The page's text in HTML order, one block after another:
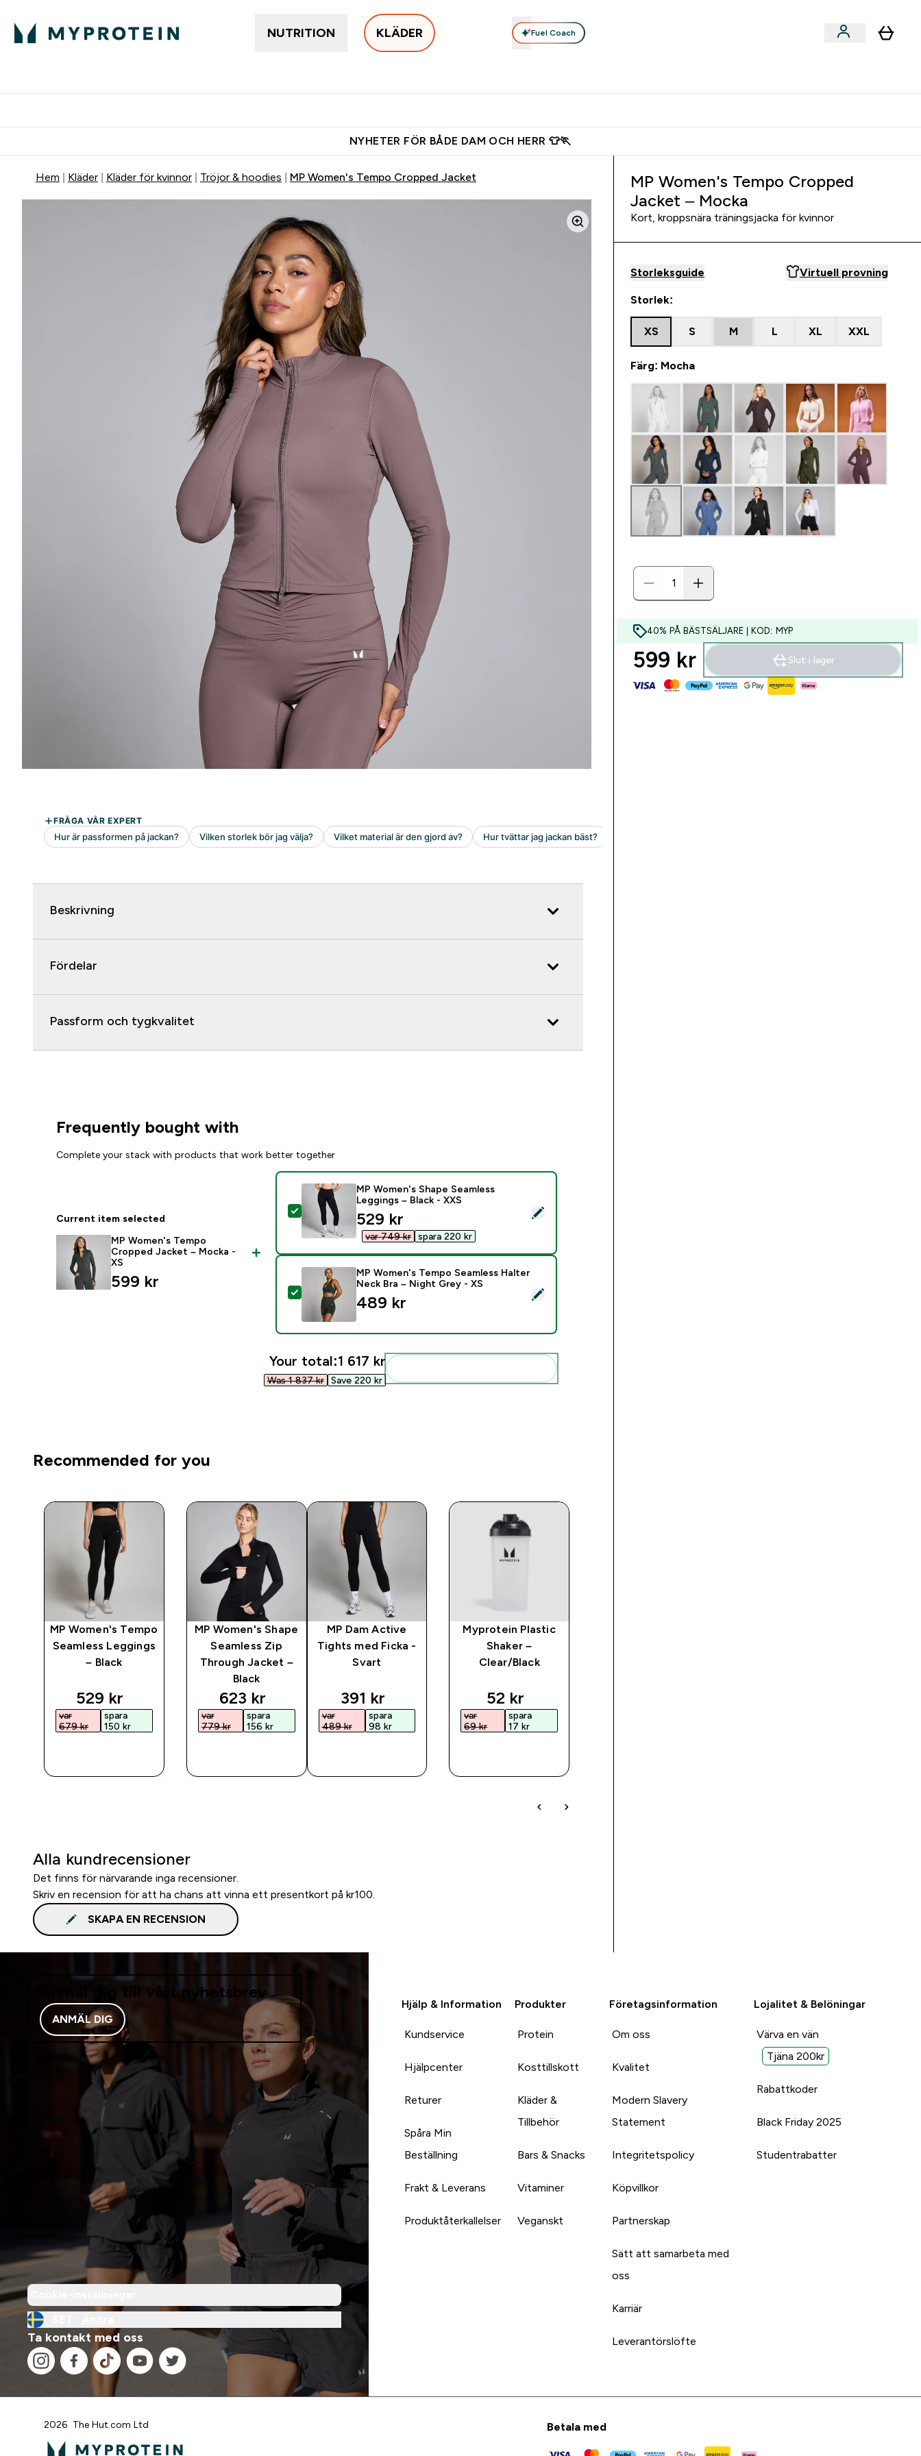
NUTRITION KLÄDER Fuel Coach
NYHETER FÖR BÅDE DAM OCH HERR 👕🏃
Hem Kläder Kläder för kvinnor Tröjor & hoodies MP Women's Tempo Cropped Jacket
Beskrivning
Fördelar
Passform och tygkvalitet
Frequently bought with
Complete your stack with products that work better together
Current item selected
MP Women's Tempo
Cropped Jacket – Mocka -
XS
599 kr‎
Select this product - MP Women's Shape Seamless Leggings – Black - XXS
MP Women's Shape Seamless
Leggings – Black - XXS
discounted price
529 kr‎
var 749 kr‎ spara 220 kr‎
Select this product - MP Women's Tempo Seamless Halter Neck Bra – Night Grey - XS
MP Women's Tempo Seamless Halter
Neck Bra – Night Grey - XS
489 kr‎
Your total:1 617 kr‎
Was 1 837 kr‎ Save 220 kr‎
Recommended for you
MP Women's Tempo
Seamless Leggings
– Black
discounted price
529 kr‎
var
679 kr‎
spara
150 kr‎
MP Women's Shape
Seamless Zip
Through Jacket –
Black
discounted price
623 kr‎
var
779 kr‎
spara
156 kr‎
MP Dam Active
Tights med Ficka -
Svart
discounted price
391 kr‎
var
489 kr‎
spara
98 kr‎
Myprotein Plastic
Shaker –
Clear/Black
discounted price
52 kr‎
var
69 kr‎
spara
17 kr‎
Alla kundrecensioner
Det finns för närvarande inga recensioner.
Skriv en recension för att ha chans att vinna ett presentkort på kr100.
SKAPA EN RECENSION
MP Women's Tempo Cropped
Jacket – Mocka
Kort, kroppsnära träningsjacka för kvinnor
Storleksguide Virtuell provning
Storlek:
XS S M L XL XXL
Färg: Mocha
40% PÅ BÄSTSÄLJARE | KOD: MYP
599 kr‎ Slut i lager
Anmäl dig till vårt nyhetsbrev
ANMÄL DIG
Ta kontakt med oss
Hjälp & Information
Kundservice
Hjälpcenter
Returer
Spåra Min
Beställning
Frakt & Leverans
Produktåterkallelser
Produkter
Protein
Kosttillskott
Kläder &
Tillbehör
Bars & Snacks
Vitaminer
Veganskt
Företagsinformation
Om oss
Kvalitet
Modern Slavery
Statement
Integritetspolicy
Köpvillkor
Partnerskap
Sätt att samarbeta med
oss
Karriär
Leverantörslöfte
Lojalitet & Belöningar
Värva en vän
Tjäna 200kr
Rabattkoder
Black Friday 2025
Studentrabatter
2026 The Hut.com Ltd Betala med